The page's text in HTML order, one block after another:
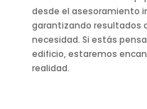
desde el asesoramiento
garantizando resultados
necesidad. Si estás
edificio, estaremos
realidad.